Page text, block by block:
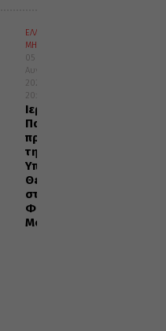
ΕΛΛΑΔΑ
ΜΗΤΡΟΠΟΛΕΙΣ
05
Αυγούστου
2026
20:29
Ιερά
Παράκληση
προς
την
Υπεραγία
Θεοτόκο
στα
Φαβριανά
Μονοφατσίου